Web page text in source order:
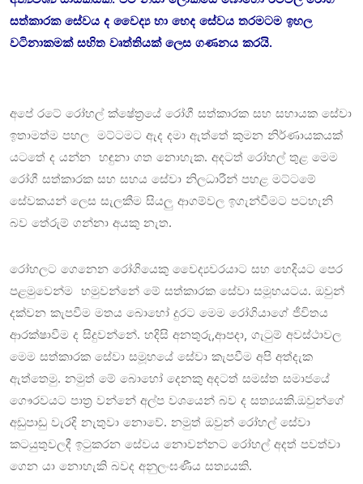
සත්කාරක සේවය ද වෛද්‍ය හා හෙද සේවය තරමටම ඉහල
වටිනාකමක් සහිත වෘත්තියක් ලෙස ගණනය කරයි.
අපේ රටේ රෝහල් ක්ෂේත්‍රයේ රෝගී සත්කාරක සහ සහායක සේවා
ඉතාමත්ම පහල මට්ටමට ඇද දමා ඇත්තේ කුමන නිර්ණායකයක්
යටතේ ද යන්න හඳුනා ගත නොහැක. අදටත් රෝහල් තුළ මෙම
රෝගී සත්කාරක සහ සහය සේවා නිලධාරීන් පහළ මට්ටමේ
සේවකයන් ලෙස සැලකීම සියලු ආගම්වල ඉගැන්වීමට පටහැනි
බව තේරුම් ගන්නා අයකු නැත.
රෝහලට ගෙනෙන රෝගියෙකු වෛද්‍යවරයාට සහ හෙදියට පෙර
පළමුවෙන්ම හමුවන්නේ මේ සත්කාරක සේවා සමූහයටය. ඔවුන්
දක්වන කැපවීම මතය බොහෝ දුරට මෙම රෝගියාගේ ජීවිතය
ආරක්ෂාවීම ද සිදුවන්නේ. හදිසි අනතුරු,ආපදා, ගැටුම් අවස්ථාවල
මෙම සත්කාරක සේවා සමූහයේ සේවා කැපවීම අපි අත්දැක
ඇත්තෙමු. නමුත් මේ බොහෝ දෙනකු අදටත් සමස්ත සමාජයේ
ගෞරවයට පාත්‍ර වන්නේ අල්ප වශයෙන් බව ද සත්‍යයකි.ඔවුන්ගේ
අඩුපාඩු වැරදි නැතුවා නොවේ. නමුත් ඔවුන් රෝහල් සේවා
කටයුතුවලදී ඉටුකරන සේවය නොවන්නට රෝහල් අදත් පවත්වා
ගෙන යා නොහැකි බවද අනුලංඝණීය සත්‍යයකි.